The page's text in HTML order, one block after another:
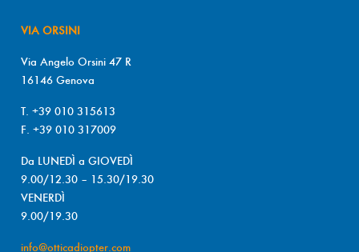
VIA ORSINI
Via Angelo Orsini 47 R
16146 Genova
T. +39 010 315613
F. +39 010 317009
Da LUNEDÌ a GIOVEDÌ
9.00/12.30 – 15.30/19.30
VENERDÌ
9.00/19.30
info@otticadiopter.com